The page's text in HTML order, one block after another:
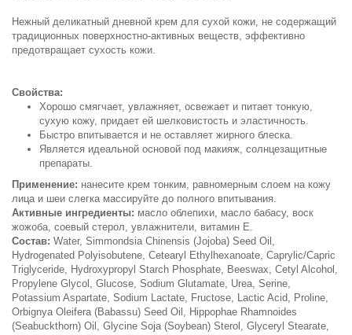
Нежный деликатный дневной крем для сухой кожи, не содержащий
традиционных поверхностно-активных веществ, эффективно
предотвращает сухость кожи.
Свойства:
Хорошо смягчает, увлажняет, освежает и питает тонкую,
сухую кожу, придает ей шелковистость и эластичность.
Быстро впитывается и не оставляет жирного блеска.
Является идеальной основой под макияж, солнцезащитные
препараты.
Применение: нанесите крем тонким, равномерным слоем на кожу
лица и шеи слегка массируйте до полного впитывания.
Активные ингредиенты: масло облепихи, масло бабасу, воск
жожоба, соевый стерол, увлажнители, витамин Е.
Состав: Water, Simmondsia Chinensis (Jojoba) Seed Oil,
Hydrogenated Polyisobutene, Cetearyl Ethylhexanoate, Caprylic/Capric
Triglyceride, Hydroxypropyl Starch Phosphate, Beeswax, Cetyl Alcohol,
Propylene Glycol, Glucose, Sodium Glutamate, Urea, Serine,
Potassium Aspartate, Sodium Lactate, Fructose, Lactic Acid, Proline,
Orbignya Oleifera (Babassu) Seed Oil, Hippophae Rhamnoides
(Seabuckthorn) Oil, Glycine Soja (Soybean) Sterol, Glyceryl Stearate,